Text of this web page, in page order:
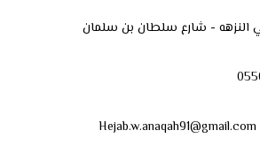
النزهه - شارع سلطان بن سلمان
Hejab.w.anaqah91@gmail.com